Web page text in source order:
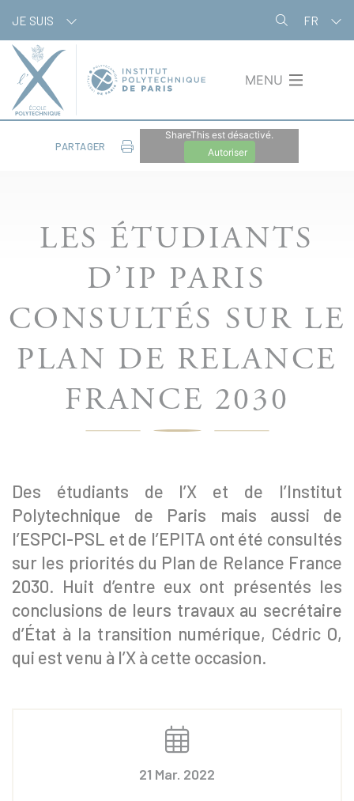
au
contenu
principal
JE SUIS FR
MENU
PARTAGER
ShareThis est désactivé.
Autoriser
LES ÉTUDIANTS
D’IP PARIS
CONSULTÉS SUR LE
PLAN DE RELANCE
FRANCE 2030
Des étudiants de l’X et de l’Institut
Polytechnique de Paris mais aussi de
l’ESPCI-PSL et de l’EPITA ont été consultés
sur les priorités du Plan de Relance France
2030. Huit d’entre eux ont présentés les
conclusions de leurs travaux au secrétaire
d’État à la transition numérique, Cédric O,
qui est venu à l’X à cette occasion.
21 Mar. 2022